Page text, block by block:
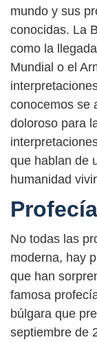
mundo y sus
conocidas. La
como la
Mundial o el
conocemos se
doloroso para
que hablan de
humanidad
No todas las
moderna, hay
que han
famosa
búlgara que
septiembre de